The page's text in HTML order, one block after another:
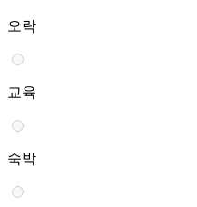
오락
교육
숙박